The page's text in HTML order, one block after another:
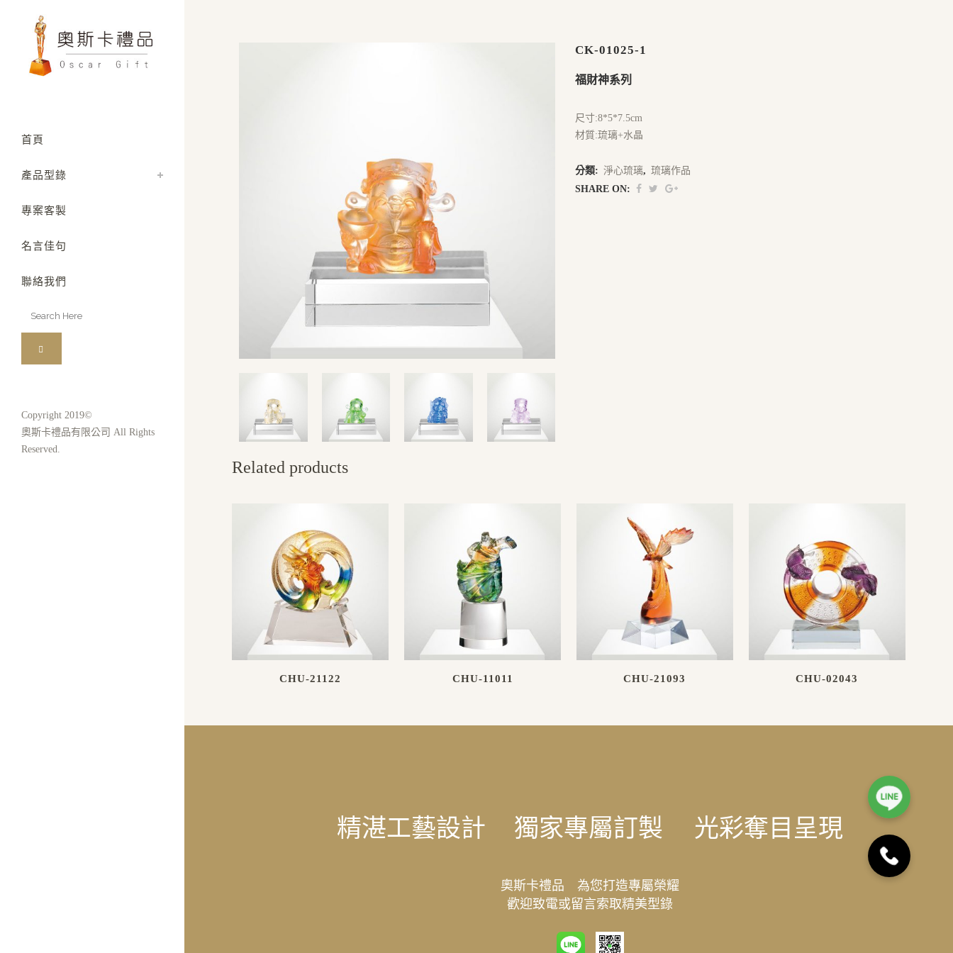
首頁
產品型錄
專案客製
名言佳句
聯絡我們
Copyright 2019©
奧斯卡禮品有限公司 All Rights
Reserved.
CK-01025-1
福財神系列
尺寸:8*5*7.5cm
材質:琉璃+水晶
分類: 淨心琉璃, 琉璃作品
SHARE ON:
Related products
CHU-21122 CHU-11011 CHU-21093 CHU-02043
精湛工藝設計 獨家專屬訂製 光彩奪目呈現
奧斯卡禮品 為您打造專屬榮耀
歡迎致電或留言索取精美型錄